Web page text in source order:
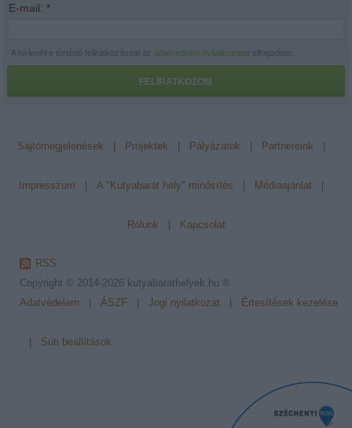
E-mail: *
A hírlevélre történő feliratkozással azadatvédelmi nyilatkozatot elfogadom.
FELIRATKOZOM
Sajtómegjelenések Projektek Pályázatok Partnereink
Impresszum A "Kutyabarát hely" minősítés Médiaajánlat
Rólunk Kapcsolat
RSS
Copyright © 2014-2026 kutyabarathelyek.hu ®
Adatvédelem
ÁSZF Jogi nyilatkozat Értesítések kezelése
Süti beállítások